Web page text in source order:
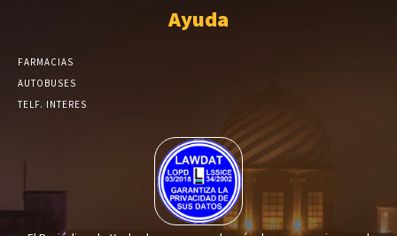
Ayuda
FARMACIAS
AUTOBUSES
TELF. INTERES